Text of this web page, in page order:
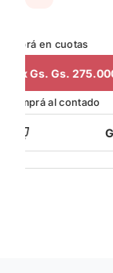
Comprá en
30 x Gs.
O comprá al